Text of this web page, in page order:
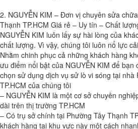
2. NGUYỄN KIM – Đơn vị chuyên sửa
Thạnh TP.HCM Giá rẻ – Uy tín – Chất
NGUYỄN KIM luôn lấy sự hài lòng của
chất lượng. Vì vậy, chúng tôi luôn nổ lực
Nhằm chinh phục cả những khách hàng
ưu điểm nổi bật của NGUYỄN KIM để
chọn sử dụng dịch vụ sử lò vi sóng tại nhà
TP.HCM của chúng tôi
– NGUYỄN KIM là một cơ sở chuyên
dài trên thị trường TP.HCM
– Có trụ sở chính tại Phường Tây Thạnh
khách hàng tại khu vực này một cách